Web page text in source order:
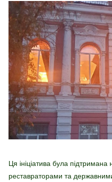
Ця ініціатива була
реставраторами та